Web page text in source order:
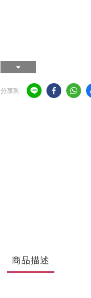
分享到
商品描述